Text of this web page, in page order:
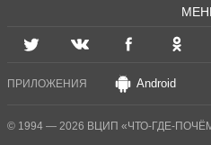
ПРИЛОЖЕНИЯ Android
© 1994 — 2026 ВЦИП «ЧТО-ГДЕ-